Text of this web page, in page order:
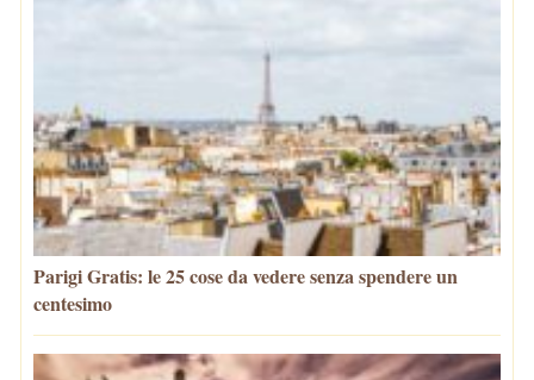
Parigi Gratis: le 25 cose da vedere senza spendere un
centesimo